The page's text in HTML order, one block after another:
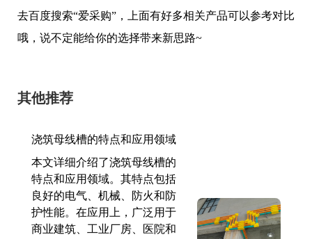
去百度搜索“爱采购”，上面有好多相关产品可以参考对比
哦，说不定能给你的选择带来新思路~
其他推荐
浇筑母线槽的特点和应用领域
本文详细介绍了浇筑母线槽的
特点和应用领域。其特点包括
良好的电气、机械、防火和防
护性能。在应用上，广泛用于
商业建筑、工业厂房、医院和